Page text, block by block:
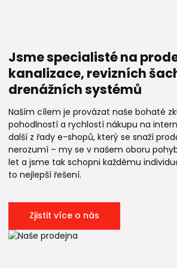
Jsme specialisté na
kanalizace, revizních
drenážních systémů
Naším cílem je provázat naše bohaté
pohodlností a rychlostí nákupu na
další z řady e-shopů, který se snaží
nerozumí – my se v našem oboru
let a jsme tak schopni každému
to nejlepší řešení.
Zjistit více o nás